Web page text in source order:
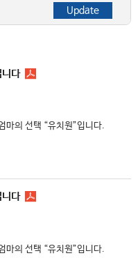
니다
의 선택 “유치원”입니다.
니다
의 선택 “유치원”입니다.